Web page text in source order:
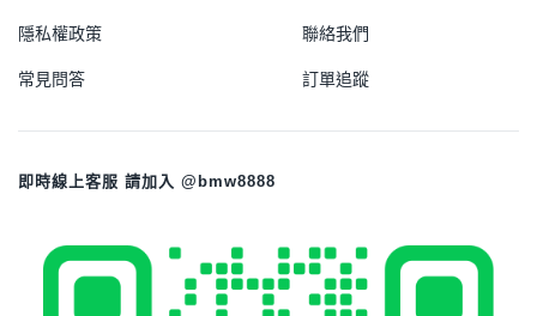
隱私權政策
常見問答
聯絡我們
訂單追蹤
即時線上客服 請加入 @bmw8888